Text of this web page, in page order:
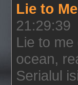
Lie to
21:29:39
Lie to
ocean,
Serialul